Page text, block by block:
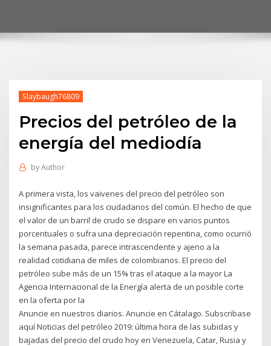
Slaybaugh76809
Precios del petróleo de la
energía del mediodía
byAuthor
A primera vista, los vaivenes del precio del petróleo son
insignificantes para los ciudadanos del común. El hecho de que
el valor de un barril de crudo se dispare en varios puntos
porcentuales o sufra una depreciación repentina, como ocurrió
la semana pasada, parece intrascendente y ajeno a la
realidad cotidiana de miles de colombianos. El precio del
petróleo sube más de un 15% tras el ataque a la mayor La
Agencia Internacional de la Energía alerta de un posible corte
en la oferta por la
Anuncie en nuestros diarios. Anuncie en Cátalago. Subscribase
aquí Noticias del petróleo 2019: última hora de las subidas y
bajadas del precio del crudo hoy en Venezuela, Catar, Rusia y